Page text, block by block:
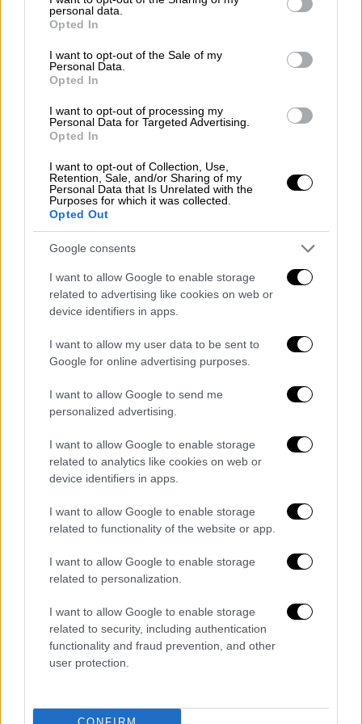
grant or deny consent to Google and its third-party tags to
use your data for below specified purposes in below Google
consent section.
personal data.
Opted In
I want to opt-out of the Sale of my
Personal Data.
Opted In
I want to opt-out of processing my
Personal Data for Targeted Advertising.
Opted In
I want to opt-out of Collection, Use,
Retention, Sale, and/or Sharing of my
Personal Data that Is Unrelated with the
Purposes for which it was collected.
Opted Out
Google consents
I want to allow Google to enable storage
related to advertising like cookies on web or
device identifiers in apps.
I want to allow my user data to be sent to
Google for online advertising purposes.
I want to allow Google to send me
personalized advertising.
I want to allow Google to enable storage
related to analytics like cookies on web or
device identifiers in apps.
I want to allow Google to enable storage
related to functionality of the website or app.
I want to allow Google to enable storage
related to personalization.
I want to allow Google to enable storage
related to security, including authentication
functionality and fraud prevention, and other
user protection.
νομοσχέδιοεξυπηρετεί τις ανάγκες των
επιχειρήσεων
εργαζόμενους κατά τις ανάγκες τους και
μάλιστα με το λιγότερο δυνατό οικονομικό
Την ίδια στιγμή, όπως λέει ο κ. Στεργίου, το
τροχοπέδη για νέες προσλήψεις
, τις οποίες
θα ήταν αναγκασμένες να κάνουν οι
επιχειρήσεις, που έχουν ανάγκη επιπλέον
προσωπικό και όχι να ζητήσουν από τους
υφιστάμενους εργαζόμενους να
διακυμανθούν οι ώρες εργασίας τους και να
φτάσουν κάποιες μέρες στο 13ωρο.
«Η εργασιακή σχέση είναι
εξουσιαστική»
Κατά τον ομότιμο καθηγητή του ΑΠΘ,ο
δεύτερος μύθοςείναι ότι, με βάση το
νομοσχέδιο, οι επιχειρήσεις θα πρέπει να
ζητούν τη συναίνεση του εργαζομένου,
προκειμένου να δουλέψει 13 ώρες.
«Η σχέση εργασίας είναι μία εξουσιαστική
σχέση. Το νομοσχέδιομπορεί να λέει ότι
απαιτείται η συναίνεση του εργαζόμενου για
να διακυμανθεί το ωράριο εργασίας του,
μία άλλη αφορμή. Αν πάει στα δικαστήρια,
μέχρι να δικαιωθεί, θα έχει περάσει πολύς
καιρός και πιθανότατα θα έχει βρει μία άλλη